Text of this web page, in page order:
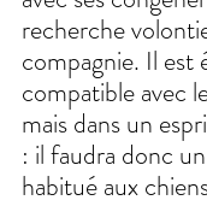
recherche
compagnie. Il est
compatible avec
mais dans un
: il faudra donc
habitué aux